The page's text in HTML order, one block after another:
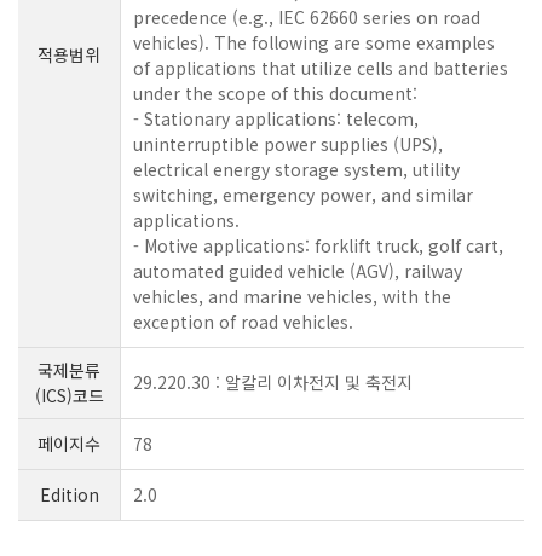
적용범위
precedence (e.g., IEC 62660 series on road
vehicles). The following are some examples
of applications that utilize cells and batteries
under the scope of this document:
- Stationary applications: telecom,
uninterruptible power supplies (UPS),
electrical energy storage system, utility
switching, emergency power, and similar
applications.
- Motive applications: forklift truck, golf cart,
automated guided vehicle (AGV), railway
vehicles, and marine vehicles, with the
exception of road vehicles.
국제분류
(ICS)코드
29.220.30 : 알칼리 이차전지 및 축전지
페이지수 78
Edition 2.0